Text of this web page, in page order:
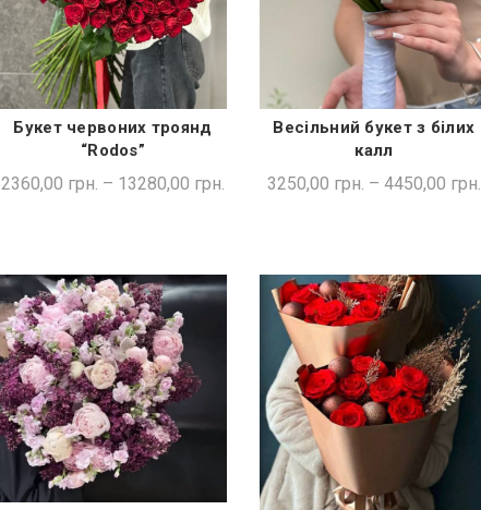
ШВИДКА ПОКУПКА
Букет червоних троянд
“Rodos”
2360,00 грн. – 13280,00 грн.
ШВИДКА ПОКУПКА
Весільний букет з білих
калл
3250,00 грн. – 4450,00 грн.